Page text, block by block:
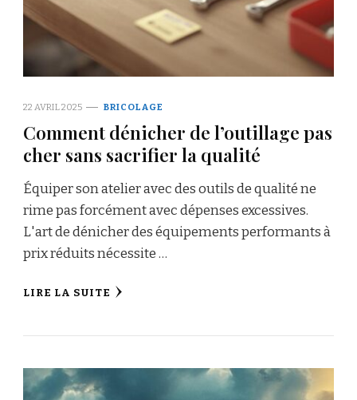
22 AVRIL 2025 BRICOLAGE
Comment dénicher de l’outillage pas
cher sans sacrifier la qualité
Équiper son atelier avec des outils de qualité ne
rime pas forcément avec dépenses excessives.
L'art de dénicher des équipements performants à
prix réduits nécessite …
LIRE LA SUITE